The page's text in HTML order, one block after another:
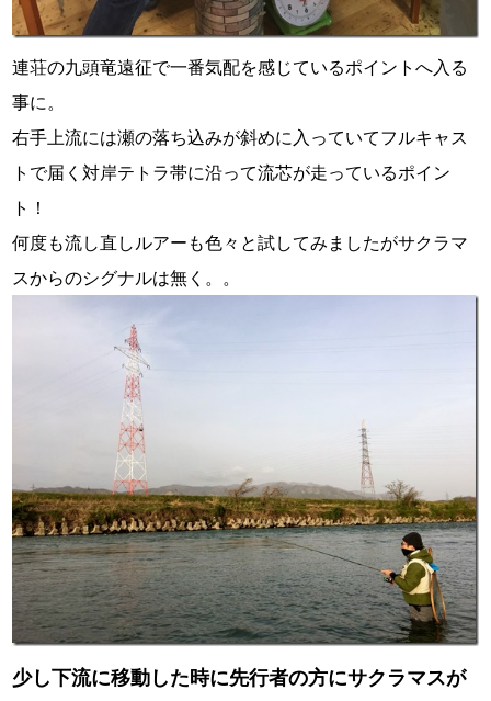
連荘の九頭竜遠征で一番気配を感じているポイントへ入る
事に。
右手上流には瀬の落ち込みが斜めに入っていてフルキャス
トで届く対岸テトラ帯に沿って流芯が走っているポイン
ト！
何度も流し直しルアーも色々と試してみましたがサクラマ
スからのシグナルは無く。。
少し下流に移動した時に先行者の方にサクラマスが